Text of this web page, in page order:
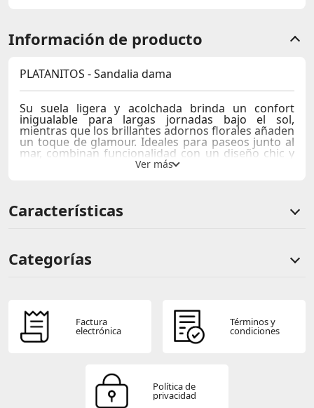
Información de producto
PLATANITOS - Sandalia dama
Su suela ligera y acolchada brinda un confort
inigualable para largas jornadas bajo el sol,
mientras que los brillantes adornos florales añaden
un toque de glamour. Ideales para paseos junto al
mar, combinan funcionalidad con un diseño chic y
Características
Categorías
Comentarios de clientes que compraron este producto
Sin calificaciones
Este producto aún no tiene calificaciones.
Factura
electrónica
Términos y
condiciones
Política de
privacidad